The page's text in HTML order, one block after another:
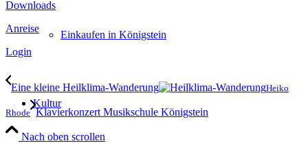
Einkaufen in Königstein
Kultur
Downloads
Anreise
Login
Eine kleine Heilklima-Wanderung Heiko
Rhode Klavierkonzert Musikschule Königstein
Nach oben scrollen